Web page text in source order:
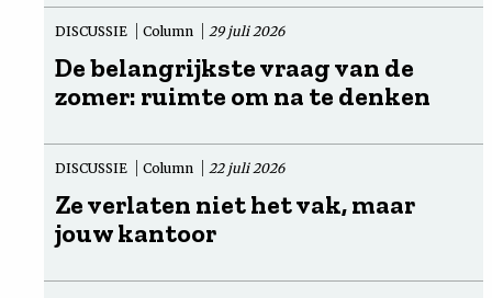
DISCUSSIE Column 29 juli 2026
De belangrijkste vraag van de
zomer: ruimte om na te denken
DISCUSSIE Column 22 juli 2026
Ze verlaten niet het vak, maar
jouw kantoor